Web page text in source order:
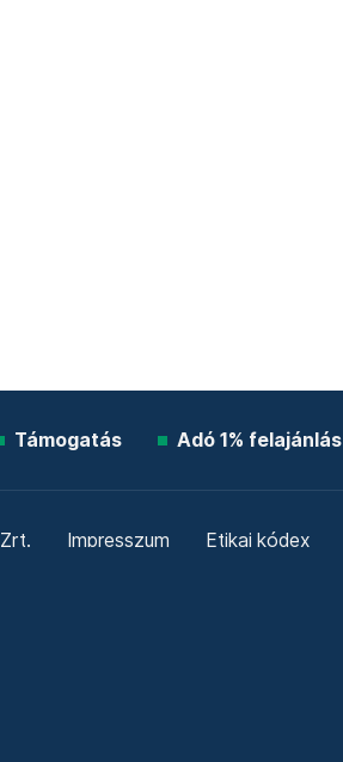
Támogatás Adó 1% felajánlás
Impresszum Etikai kódex